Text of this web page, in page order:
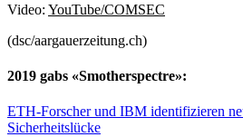
Video: YouTube/COMSEC
(dsc/aargauerzeitung.ch)
2019 gabs «Smotherspectre»:
ETH-Forscher und IBM identifizieren
Sicherheitslücke